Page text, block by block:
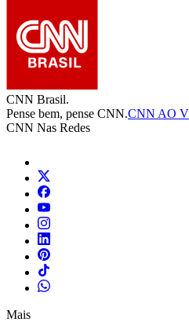
CNN Brasil.
Pense bem, pense CNN.CNN AO
CNN Nas Redes
Mais